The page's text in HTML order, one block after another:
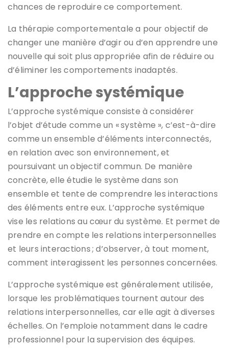
chances de reproduire ce comportement.
La thérapie comportementale a pour objectif de
changer une manière d’agir ou d’en apprendre une
nouvelle qui soit plus appropriée afin de réduire ou
d’éliminer les comportements inadaptés.
L’approche systémique
L’approche systémique consiste à considérer
l’objet d’étude comme un « système », c’est-à-dire
comme un ensemble d’éléments interconnectés,
en relation avec son environnement, et
poursuivant un objectif commun. De manière
concrète, elle étudie le système dans son
ensemble et tente de comprendre les interactions
des éléments entre eux. L’approche systémique
vise les relations au cœur du système. Et permet de
prendre en compte les relations interpersonnelles
et leurs interactions ; d’observer, à tout moment,
comment interagissent les personnes concernées.
L’approche systémique est généralement utilisée,
lorsque les problématiques tournent autour des
relations interpersonnelles, car elle agit à diverses
échelles. On l’emploie notamment dans le cadre
professionnel pour la supervision des équipes.